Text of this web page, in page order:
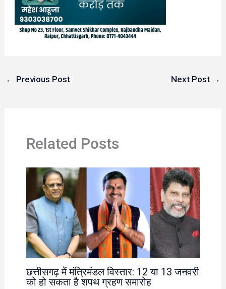
← Previous Post Next Post →
Related Posts
छत्तीसगढ़ में मंत्रिमंडल विस्तार: 12 या 13 जनवरी
को हो सकता है शपथ ग्रहण समारोह